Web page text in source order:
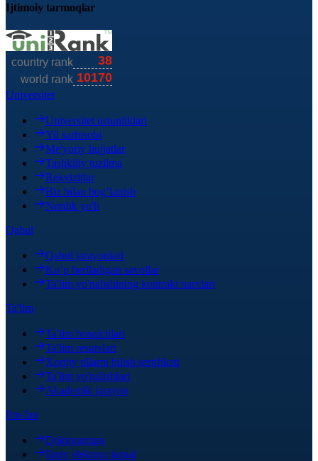
Ijtimoiy tarmoqlar
Universitet
Universitet ustunliklari
Yil sarhisobi
Me'yoriy hujjatlar
Tashkiliy tuzilma
Rekvizitlar
Biz bilan bog’lanish
Nordik yo'li
Qabul
Qabul jarayonlari
Ko’p beriladigan savollar
Ta'lim yo'nalishining kontrakt narxlari
Ta'lim
Ta'lim bosqichlari
Ta'lim resurslari
Xorijiy tillarni bilish sertifikati
Ta'lim yo'nalishlari
Akademik jarayon
Ilm-fan
Doktorantura
Ilmiy elektron jurnal